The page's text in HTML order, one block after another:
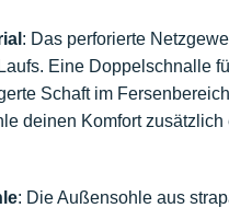
: Das perforierte
Eine Doppelschnalle
Schaft im
deinen Komfort zusätzlich
: Die Außensohle aus